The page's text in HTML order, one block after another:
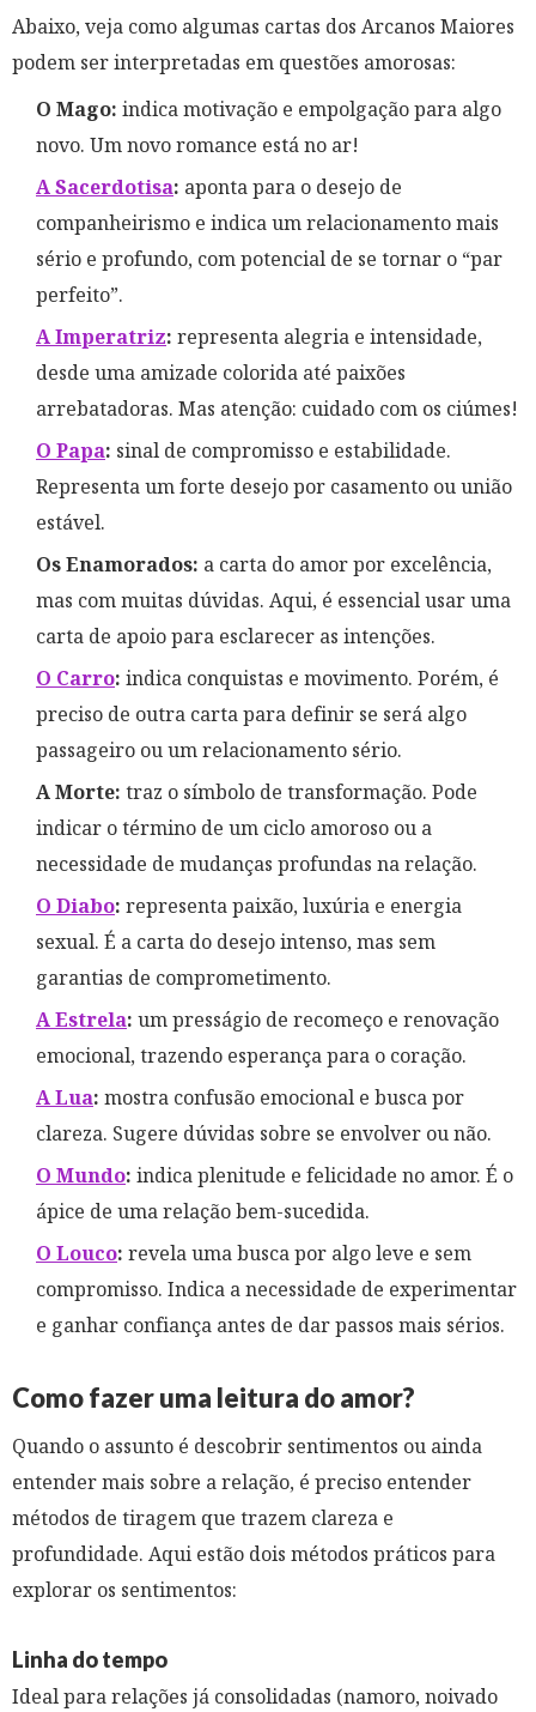
Abaixo, veja como algumas cartas dos Arcanos Maiores
podem ser interpretadas em questões amorosas:
O Mago: indica motivação e empolgação para algo
novo. Um novo romance está no ar!
A Sacerdotisa: aponta para o desejo de
companheirismo e indica um relacionamento mais
sério e profundo, com potencial de se tornar o “par
perfeito”.
A Imperatriz: representa alegria e intensidade,
desde uma amizade colorida até paixões
arrebatadoras. Mas atenção: cuidado com os ciúmes!
O Papa: sinal de compromisso e estabilidade.
Representa um forte desejo por casamento ou união
estável.
Os Enamorados: a carta do amor por excelência,
mas com muitas dúvidas. Aqui, é essencial usar uma
carta de apoio para esclarecer as intenções.
O Carro: indica conquistas e movimento. Porém, é
preciso de outra carta para definir se será algo
passageiro ou um relacionamento sério.
A Morte: traz o símbolo de transformação. Pode
indicar o término de um ciclo amoroso ou a
necessidade de mudanças profundas na relação.
O Diabo: representa paixão, luxúria e energia
sexual. É a carta do desejo intenso, mas sem
garantias de comprometimento.
A Estrela: um presságio de recomeço e renovação
emocional, trazendo esperança para o coração.
A Lua: mostra confusão emocional e busca por
clareza. Sugere dúvidas sobre se envolver ou não.
O Mundo: indica plenitude e felicidade no amor. É o
ápice de uma relação bem-sucedida.
O Louco: revela uma busca por algo leve e sem
compromisso. Indica a necessidade de experimentar
e ganhar confiança antes de dar passos mais sérios.
Como fazer uma leitura do amor?
Quando o assunto é descobrir sentimentos ou ainda
entender mais sobre a relação, é preciso entender
métodos de tiragem que trazem clareza e
profundidade. Aqui estão dois métodos práticos para
explorar os sentimentos:
Linha do tempo
Ideal para relações já consolidadas (namoro, noivado